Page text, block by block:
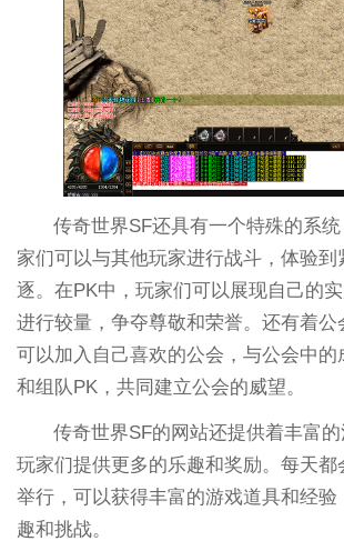
传奇世界SF还具有一个特殊的系
家们可以与其他玩家进行战斗，体验到
逐。在PK中，玩家们可以展现自己的
进行较量，争夺尊敬和荣誉。还有着公
可以加入自己喜欢的公会，与公会中的
和组队PK，共同建立公会的威望。
传奇世界SF的网站还提供着丰富
玩家们提供更多的乐趣和奖励。每天都
举行，可以获得丰富的游戏道具和经验
趣和挑战。